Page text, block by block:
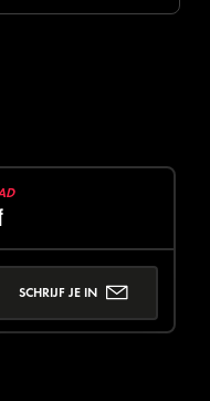
SCHRIJF JE IN